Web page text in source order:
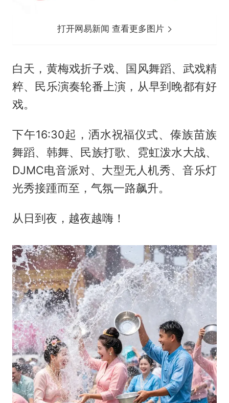
打开网易新闻 查看更多图片
白天，黄梅戏折子戏、国风舞蹈、武戏精
粹、民乐演奏轮番上演，从早到晚都有好
戏。
下午16:30起，洒水祝福仪式、傣族苗族
舞蹈、韩舞、民族打歌、霓虹泼水大战、
DJMC电音派对、大型无人机秀、音乐灯
光秀接踵而至，气氛一路飙升。
从日到夜，越夜越嗨！